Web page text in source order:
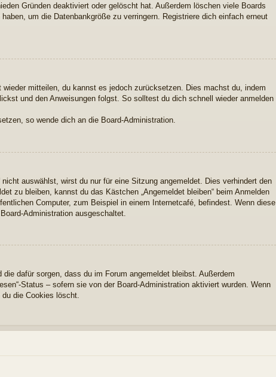
Gründen deaktiviert oder gelöscht hat. Außerdem löschen viele Boards
um die Datenbankgröße zu verringern. Registriere dich einfach erneut
mitteilen, du kannst es jedoch zurücksetzen. Dies machst du, indem
und den Anweisungen folgst. So solltest du dich schnell wieder anmelden
so wende dich an die Board-Administration.
auswählst, wirst du nur für eine Sitzung angemeldet. Dies verhindert den
zu bleiben, kannst du das Kästchen „Angemeldet bleiben“ beim Anmelden
Computer, zum Beispiel in einem Internetcafé, befindest. Wenn diese
Administration ausgeschaltet.
dafür sorgen, dass du im Forum angemeldet bleibst. Außerdem
Status – sofern sie von der Board-Administration aktiviert wurden. Wenn
die Cookies löscht.